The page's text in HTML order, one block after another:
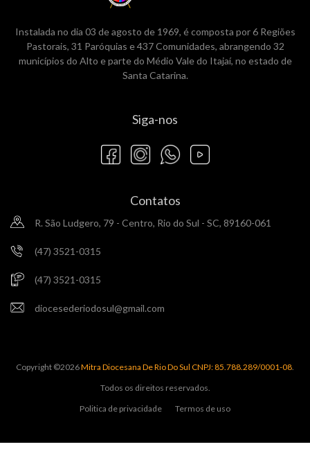
Instalada no dia 03 de agosto de 1969, é composta por 6 Regiões
Pastorais, 31 Paróquias e 437 Comunidades, abrangendo 32
municípios do Alto e parte do Médio Vale do Itajaí, no estado de
Santa Catarina.
Siga-nos
Contatos
R. São Ludgero, 79 - Centro, Rio do Sul - SC, 89160-061
(47) 3521-0315
(47) 3521-0315
diocesederiodosul@gmail.com
Copyright ©2026Mitra Diocesana De Rio Do Sul CNPJ: 85.788.289/0001-08
Todos os direitos reservados.
Politica de privacidade
Termos de uso